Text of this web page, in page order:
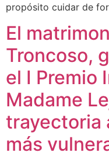
propósito cuidar de
El
Troncoso,
el I Premio
Madame
trayectoria
más